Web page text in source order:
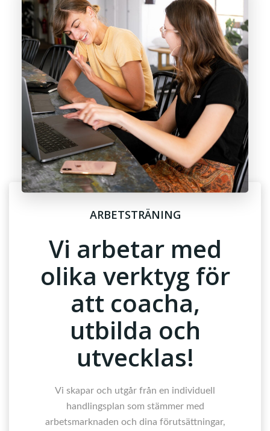
ARBETSTRÄNING
Vi arbetar med
olika verktyg för
att coacha,
utbilda och
utvecklas!
Vi skapar och utgår från en individuell
handlingsplan som stämmer med
arbetsmarknaden och dina förutsättningar,